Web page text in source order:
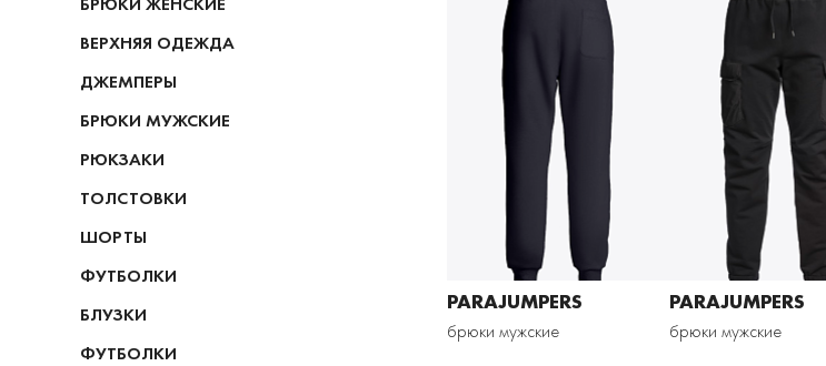
ВЕРХНЯЯ ОДЕЖДА
ДЖЕМПЕРЫ
БРЮКИ МУЖСКИЕ
РЮКЗАКИ
ТОЛСТОВКИ
ШОРТЫ
ФУТБОЛКИ
БЛУЗКИ
ФУТБОЛКИ
PARAJUMPERS
брюки мужские
PARAJUMPERS
брюки мужские